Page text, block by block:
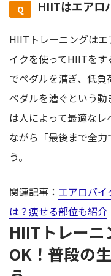
HIITはエアロ
HIITトレーニングは
イクを使ってHIITを
でペダルを漕ぎ、低
ペダルを漕ぐという
は人によって最適な
ながら「最後まで全
う。
関連記事： エアロバイ
は？痩せる部位も紹介
HIITトレーニ
OK！普段の